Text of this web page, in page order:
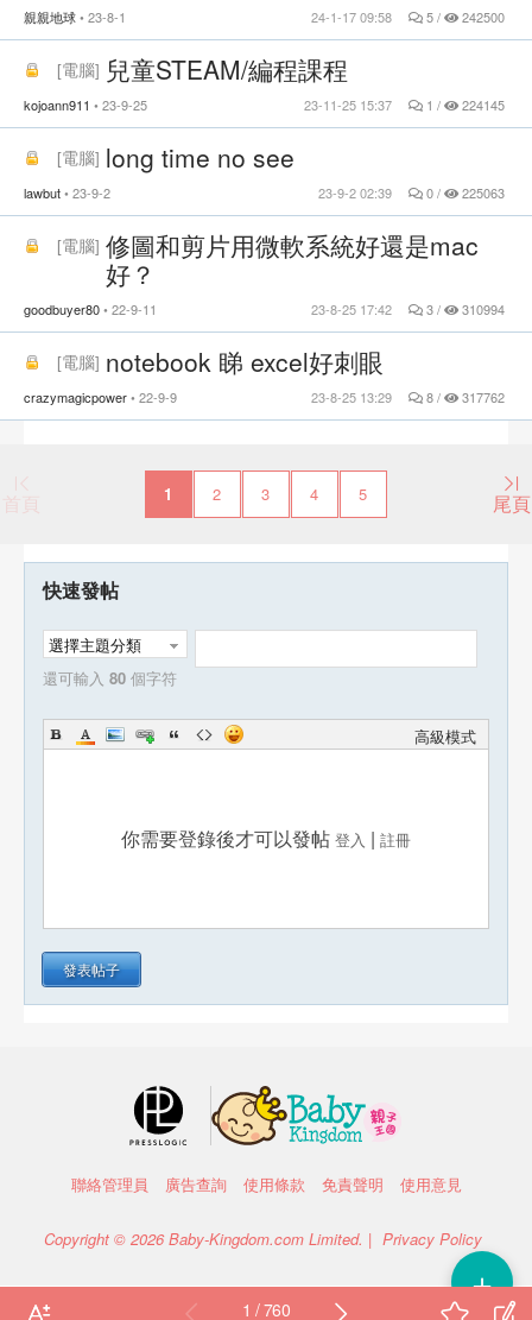
＋
親親地球 23-8-1 5 / 242500
24-1-17 09:58
[電腦] 兒童STEAM/編程課程
kojoann911 23-9-25 1 / 224145
23-11-25 15:37
[電腦] long time no see
lawbut 23-9-2 0 / 225063
23-9-2 02:39
[電腦] 修圖和剪片用微軟系統好還是mac
好？
goodbuyer80 22-9-11 3 / 310994
23-8-25 17:42
[電腦] notebook 睇 excel好刺眼
crazymagicpower 22-9-9 8 / 317762
23-8-25 13:29
1 / 760
首頁 1 2 3 4 5 尾頁
快速發帖
選擇主題分類
還可輸入 80 個字符
高級模式
你需要登錄後才可以發帖 登入 | 註冊
發表帖子
聯絡管理員 廣告查詢 使用條款 免責聲明 使用意見
Copyright © 2026 Baby-Kingdom.com Limited. | Privacy Policy